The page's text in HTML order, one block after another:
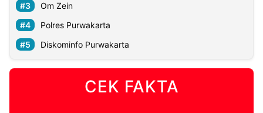
Om Zein
Polres Purwakarta
Diskominfo Purwakarta
CEK FAKTA